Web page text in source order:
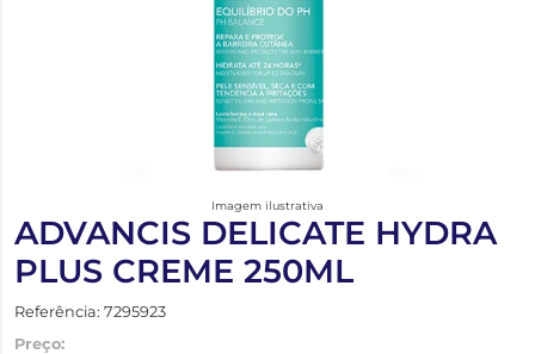
Imagem ilustrativa
ADVANCIS DELICATE HYDRA
PLUS CREME 250ML
Referência: 7295923
Preço: